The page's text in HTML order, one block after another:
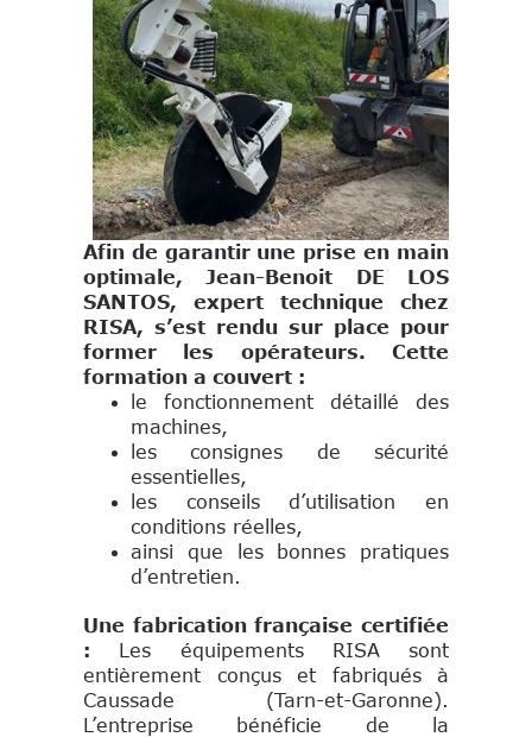
Afin de garantir une prise en main
optimale, Jean-Benoit DE LOS
SANTOS, expert technique chez
RISA, s’est rendu sur place pour
former les opérateurs. Cette
formation a couvert :
le fonctionnement détaillé des
machines,
les consignes de sécurité
essentielles,
les conseils d’utilisation en
conditions réelles,
ainsi que les bonnes pratiques
d’entretien.
Une fabrication française certifiée
: Les équipements RISA sont
entièrement conçus et fabriqués à
Caussade (Tarn-et-Garonne).
L’entreprise bénéficie de la